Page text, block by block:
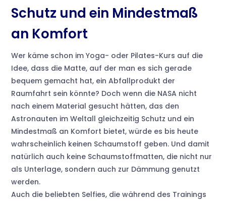
Schutz und ein Mindestmaß
an Komfort
Wer käme schon im Yoga- oder Pilates-Kurs auf die
Idee, dass die Matte, auf der man es sich gerade
bequem gemacht hat, ein Abfallprodukt der
Raumfahrt sein könnte? Doch wenn die NASA nicht
nach einem Material gesucht hätten, das den
Astronauten im Weltall gleichzeitig Schutz und ein
Mindestmaß an Komfort bietet, würde es bis heute
wahrscheinlich keinen Schaumstoff geben. Und damit
natürlich auch keine Schaumstoffmatten, die nicht nur
als Unterlage, sondern auch zur Dämmung genutzt
werden.
Auch die beliebten Selfies, die während des Trainings